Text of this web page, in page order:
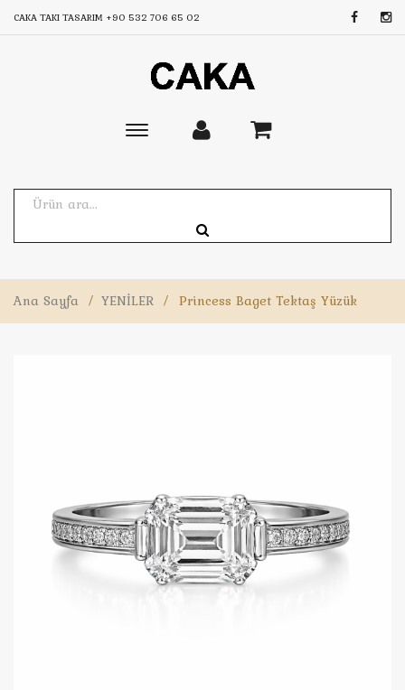
CAKA TAKI TASARIM +90 532 706 65 02
Toggle
Ana Sayfa / YENİLER / Princess Baget Tektaş Yüzük